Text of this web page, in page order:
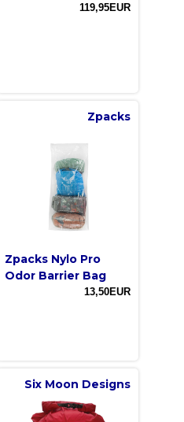
119,95EUR
Zpacks
Zpacks Nylo Pro
Odor Barrier Bag
13,50EUR
Six Moon Designs